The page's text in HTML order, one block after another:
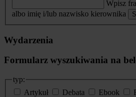
Wpisz
albo imię i/lub nazwisko kierownika
Wydarzenia
Formularz wyszukiwania na
typ:
Artykuł
Debata Ebook